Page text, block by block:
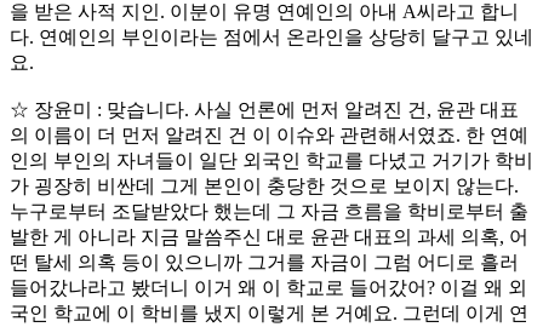
을 받은 사적 지인. 이분이 유명 연예인의 아내 A씨라고 합니
다. 연예인의 부인이라는 점에서 온라인을 상당히 달구고 있네
요.
☆ 장윤미 : 맞습니다. 사실 언론에 먼저 알려진 건, 윤관 대표
의 이름이 더 먼저 알려진 건 이 이슈와 관련해서였죠. 한 연예
인의 부인의 자녀들이 일단 외국인 학교를 다녔고 거기가 학비
가 굉장히 비싼데 그게 본인이 충당한 것으로 보이지 않는다.
누구로부터 조달받았다 했는데 그 자금 흐름을 학비로부터 출
발한 게 아니라 지금 말씀주신 대로 윤관 대표의 과세 의혹, 어
떤 탈세 의혹 등이 있으니까 그거를 자금이 그럼 어디로 흘러
들어갔나라고 봤더니 이거 왜 이 학교로 들어갔어? 이걸 왜 외
국인 학교에 이 학비를 냈지 이렇게 본 거예요. 그런데 이게 연